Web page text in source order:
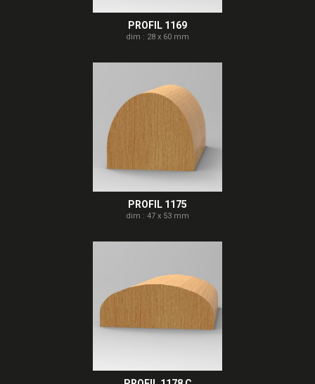
PROFIL 1169
dim : 28 x 60 mm
PROFIL 1175
dim : 47 x 53 mm